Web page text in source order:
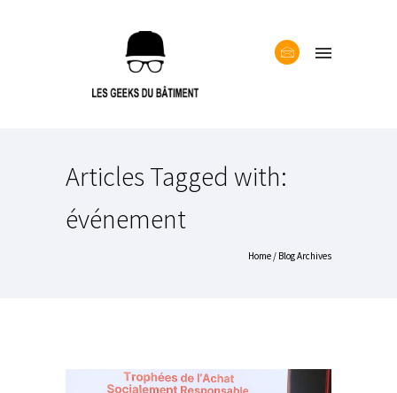
Articles Tagged with:
événement
Home / Blog Archives